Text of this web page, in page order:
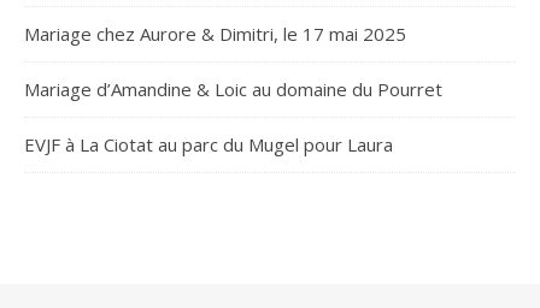
Mariage chez Aurore & Dimitri, le 17 mai 2025
Mariage d’Amandine & Loic au domaine du Pourret
EVJF à La Ciotat au parc du Mugel pour Laura